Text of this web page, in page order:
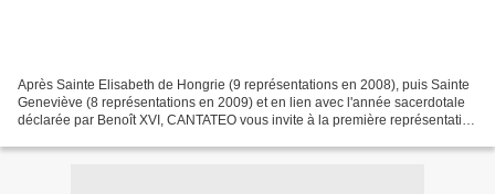
Après Sainte Elisabeth de Hongrie (9 représentations en 2008), puis Sainte
Geneviève (8 représentations en 2009) et en lien avec l'année sacerdotale
déclarée par Benoît XVI, CANTATEO vous invite à la première représentation